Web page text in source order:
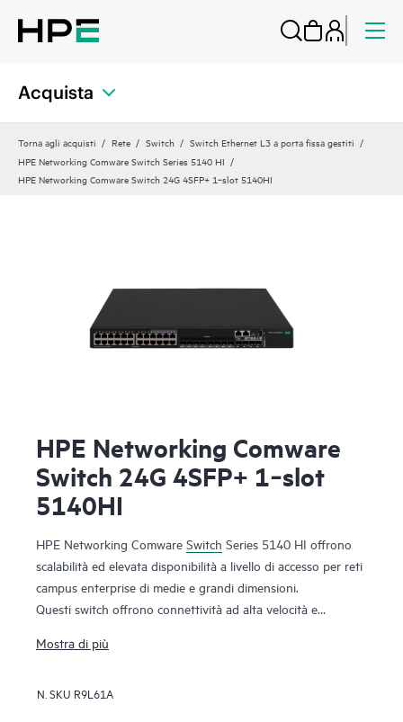
Acquista
Torna agli acquisti Rete Switch
Switch Ethernet L3 a porta fissa gestiti
HPE Networking Comware Switch Series 5140 HI
HPE Networking Comware Switch 24G 4SFP+ 1‑slot 5140HI
HPE Networking Comware
Switch 24G 4SFP+ 1‑slot
5140HI
HPE Networking Comware Switch Series 5140 HI offrono
scalabilità ed elevata disponibilità a livello di accesso per reti
campus enterprise di medie e grandi dimensioni.
Questi switch offrono connettività ad alta velocità e
per moduli con componenti aggiuntivi aumenta la capacità
estremamente contenuti, con numerose funzionalità come
Mostra di più
N. SKU R9L61A